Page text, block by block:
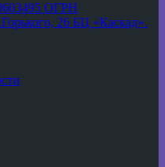
ОГРН
26 БЦ «Каскад».